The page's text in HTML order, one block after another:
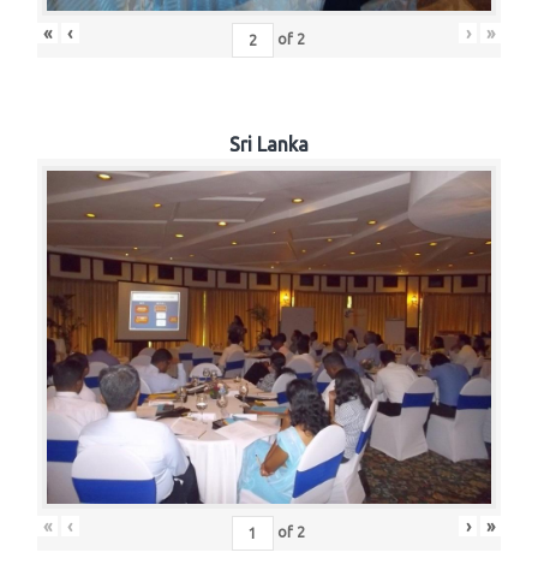
« ‹ of 2 › »
Sri Lanka
« ‹ of 2 › »